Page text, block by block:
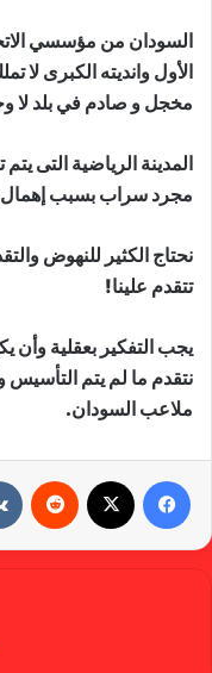
السودان من مؤسسي
الأول وانديته الكبرى لا
مخجل و صادم في بلد لا
المدينة الرياضية التى
مجرد سراب بسبب إهمال
نحتاج الكثير للنهوض
تتقدم علينا!
يجب التفكير بعقلية وأن
نتقدم ما لم يتم
ملاعب السودان.